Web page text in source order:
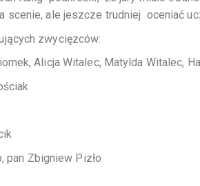
scenie, ale jeszcze trudniej oceniać
zwycięzców:
Alicja Witalec, Matylda Witalec,
pan Zbigniew Pizło